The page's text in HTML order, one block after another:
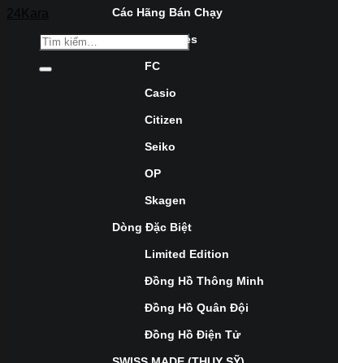
Các Hãng Bán Chạy
Longines
FC
Casio
Citizen
Seiko
OP
Skagen
Dòng Đặc Biệt
Limited Edition
Đồng Hồ Thông Minh
Đồng Hồ Quân Đội
Đồng Hồ Điện Tử